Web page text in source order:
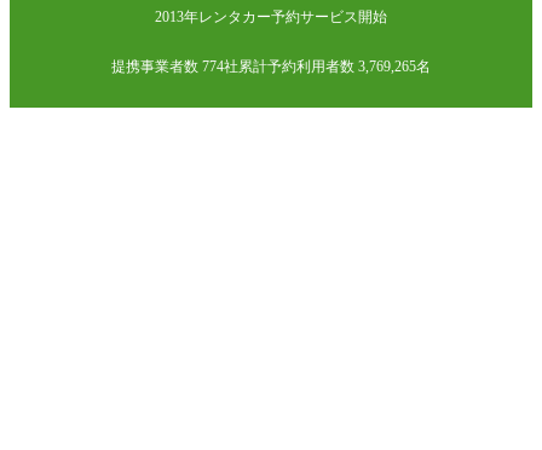
2013年レンタカー予約サービス開始
提携事業者数 774社累計予約利用者数 3,769,265名